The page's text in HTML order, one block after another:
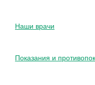
Наши врачи
Показания и